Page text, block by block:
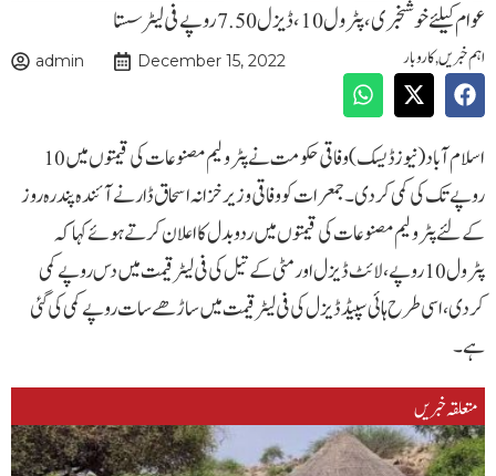
عوام کیلئے خوشخبری،پٹرول 10 ،ڈیزل7.50روپے فی لیٹر سستا
اہم خبریں,کاروبار admin December 15, 2022
اسلام آباد(نیوزڈیسک)وفاقی حکومت نے پٹرولیم مصنوعات کی قیمتوں میں 10
روپے تک کی کمی کردی ۔جمعرات کو وفاقی وزیرخزانہ اسحاق ڈار نے آئندہ پندرہ روز
کے لئے پٹرولیم مصنوعات کی قیمتوں میں ردوبدل کااعلان کرتے ہوئے کہاکہ
پٹرول 10روپے،لائٹ ڈیزل اور مٹی کے تیل کی فی لیٹر قیمت میں دس روپے کمی
کردی،اسی طرح ہائی سپیڈ ڈیزل کی فی لیٹر قیمت میں ساڑھے سات روپے کمی کی گئی
ہے۔
متعلقہ خبریں